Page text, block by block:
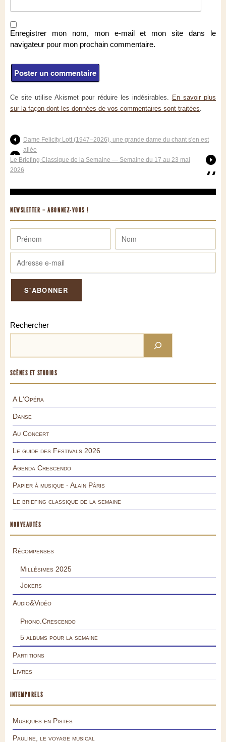
Enregistrer mon nom, mon e-mail et mon site dans le
navigateur pour mon prochain commentaire.
Ce site utilise Akismet pour réduire les indésirables. En savoir plus
sur la façon dont les données de vos commentaires sont traitées
Dame Felicity Lott (1947–2026), une grande dame du chant s'en est
allée
Le Briefing Classique de la Semaine — Semaine du 17 au 23 mai
2026
NEWSLETTER – ABONNEZ-VOUS !
Rechercher
SCÈNES ET STUDIOS
A L'Opéra
Danse
Au Concert
Le guide des Festivals 2026
Agenda Crescendo
Papier à musique - Alain Pâris
Le briefing classique de la semaine
NOUVEAUTÉS
Récompenses
Millésimes 2025
Jokers
Audio&Vidéo
Phono.Crescendo
5 albums pour la semaine
Partitions
Livres
INTEMPORELS
Musiques en Pistes
Pauline, le voyage musical